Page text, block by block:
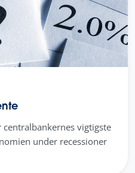
vigtigste
under recessioner